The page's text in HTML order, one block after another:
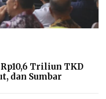
Triliun TKD
dan Sumbar